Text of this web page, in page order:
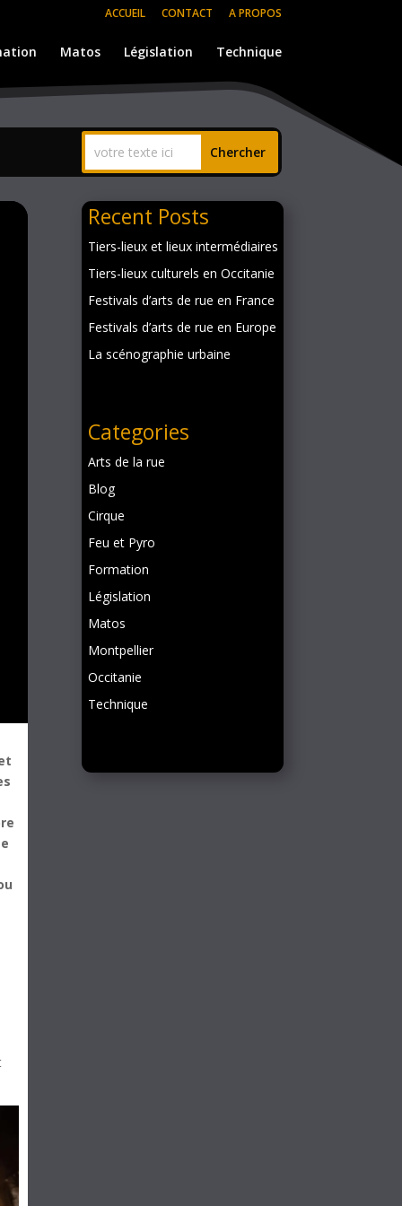
ACCUEIL CONTACT A PROPOS
Matos Législation Technique
Recent Posts
Tiers-lieux et lieux intermédiaires
Tiers-lieux culturels en Occitanie
Festivals d’arts de rue en France
Festivals d’arts de rue en Europe
La scénographie urbaine
Categories
Arts de la rue
Blog
Cirque
Feu et Pyro
Formation
Législation
Matos
Montpellier
Occitanie
Technique